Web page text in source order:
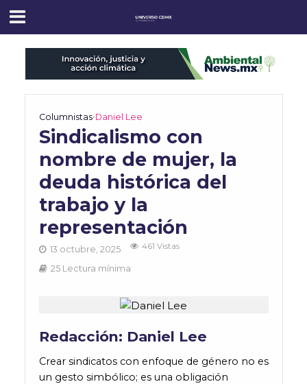
Columnistas•Daniel Lee
Sindicalismo con
nombre de mujer, la
deuda histórica del
trabajo y la
representación
13 octubre, 2025 461 Vistas
25 Lectura mínima
Redacción: Daniel Lee
Crear sindicatos con enfoque de género no es
un gesto simbólico; es una obligación